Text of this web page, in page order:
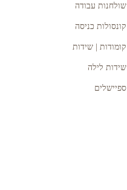
שולחנות עבודה
קונסולות כניסה
קומודות | שידות
שידות לילה
ספיישלים